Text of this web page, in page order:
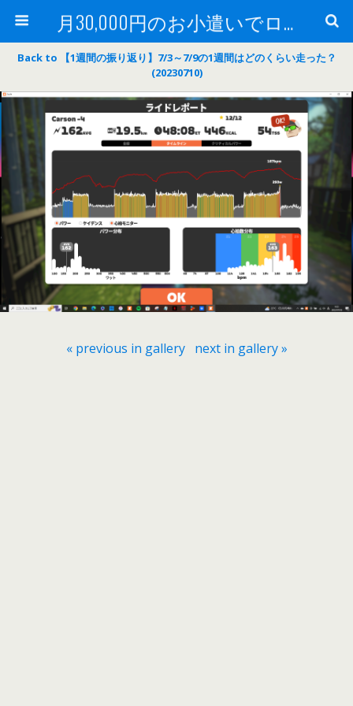
月30,000円のお小遣いでロードバイク
Back to 【1週間の振り返り】7/3～7/9の1週間はどのくらい走った？
(20230710)
« previous in gallery next in gallery »